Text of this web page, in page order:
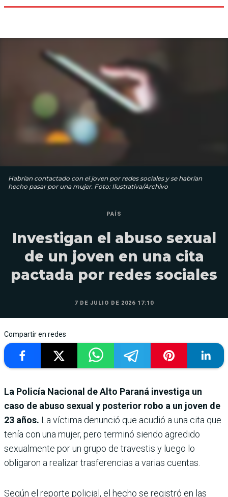
Habrían contactado con el joven por redes sociales y se habrían
hecho pasar por una mujer. Foto: Ilustrativa/Archivo
PAÍS
Investigan el abuso sexual
de un joven en una cita
pactada por redes sociales
7 DE JULIO DE 2026 17:10
Compartir en redes
La Policía Nacional de Alto Paraná investiga un
caso de abuso sexual y posterior robo a un joven de
23 años. La víctima denunció que acudió a una cita que
tenía con una mujer, pero terminó siendo agredido
sexualmente por un grupo de travestis y luego lo
obligaron a realizar trasferencias a varias cuentas.
Según el reporte policial, el hecho se registró en las